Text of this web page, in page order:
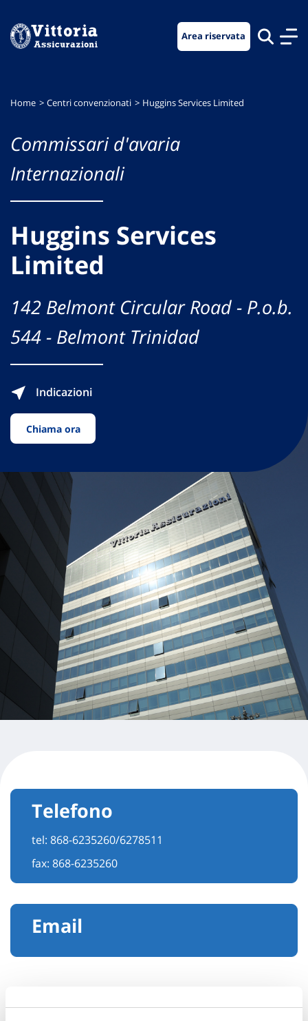
menu
contenuto
footer
Area riservata
Home Centri convenzionati Huggins Services Limited
Commissari d'avaria
Internazionali
Huggins Services
Limited
142 Belmont Circular Road - P.o.b.
544 - Belmont Trinidad
Indicazioni
Chiama ora
Telefono
tel: 868-6235260/6278511
fax: 868-6235260
Email